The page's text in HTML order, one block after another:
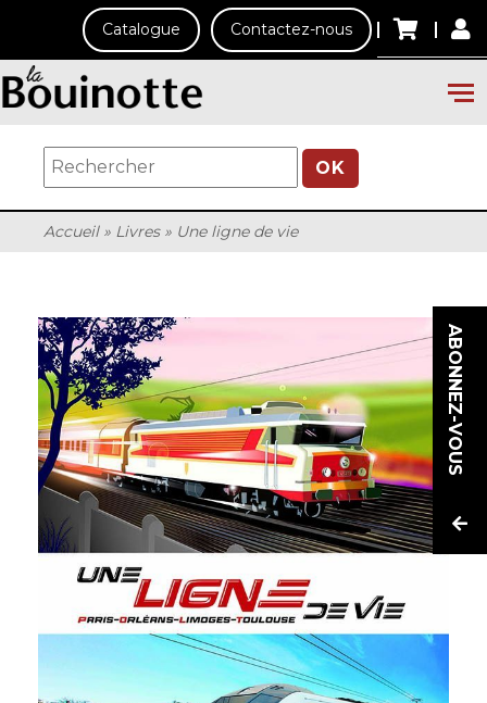
Catalogue Contactez-nous
OK
Accueil» Livres» Une ligne de vie
ABONNEZ-VOUS